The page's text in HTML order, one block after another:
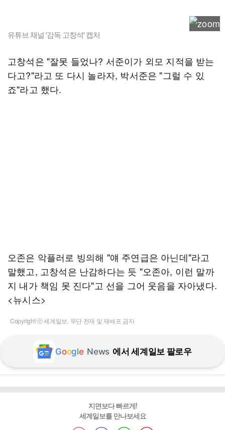
유튜브 채널 '감독 고창석' 캡처
고창석은 "잘못 들었나? 서준이가 외모 지적을 받는
다고?"라고 또 다시 놀라자, 박서준은 "그럴 수 있
죠"라고 했다.
오존은 악플러로 빙의해 "얘 주연급은 아닌데"라고
말했고, 고창석은 난감하다는 듯 "오존아, 이런 말까
지 내가 책임 못 진다"고 선을 그어 웃음을 자아냈다.
<뉴시스>
Copyright ⓒ 세계일보. 무단 전재 및 재배포 금지
Google News 에서 세계일보 팔로우
지면보다 빠르게!
세계일보를 만나보세요